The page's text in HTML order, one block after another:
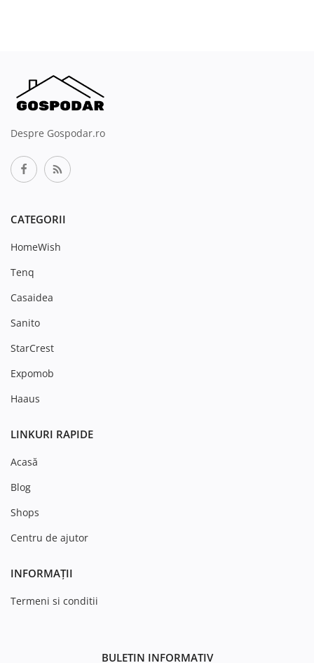
Despre Gospodar.ro
CATEGORII
HomeWish
Tenq
Casaidea
Sanito
StarCrest
Expomob
Haaus
LINKURI RAPIDE
Acasă
Blog
Shops
Centru de ajutor
INFORMAȚII
Termeni si conditii
BULETIN INFORMATIV